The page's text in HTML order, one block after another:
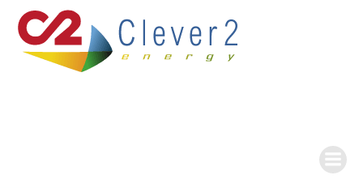
naar
de
inhoud